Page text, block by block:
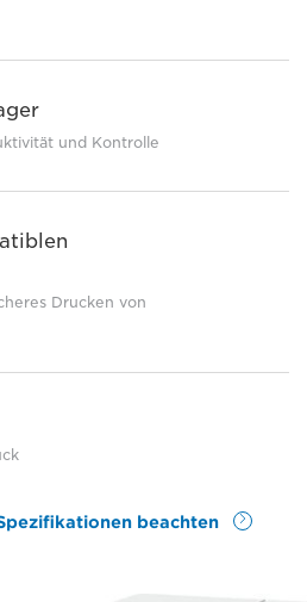
und Kontrolle
Drucken von
beachten